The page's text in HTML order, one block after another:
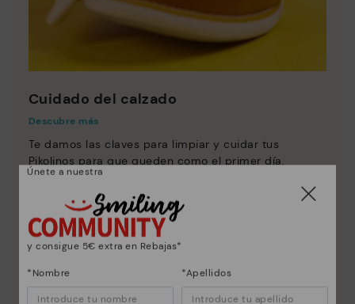
Cuidado del calzado
Descubre más
Te damos las claves para limpiar y cuidar tus
Pikolinos para que queden como el primer día.
Únete a nuestra
y consigue 5€ extra en Rebajas*
*Nombre *Apellidos